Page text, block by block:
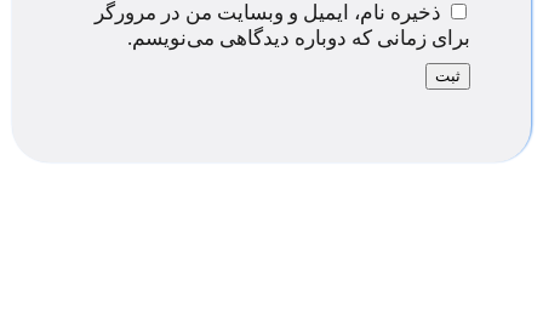
ذخیره نام، ایمیل و وبسایت من در مرورگر
برای زمانی که دوباره دیدگاهی می‌نویسم.